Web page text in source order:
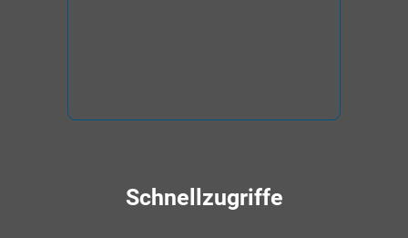
Schnellzugriffe